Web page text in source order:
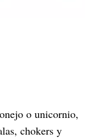
o unicornio,
chokers y